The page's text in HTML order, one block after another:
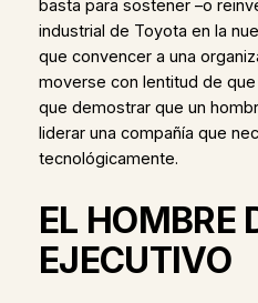
basta para sostener –o
industrial de Toyota en la
que convencer a una
moverse con lentitud de
que demostrar que un
liderar una compañía que
tecnológicamente.
EL HOMBRE
EJECUTIVO